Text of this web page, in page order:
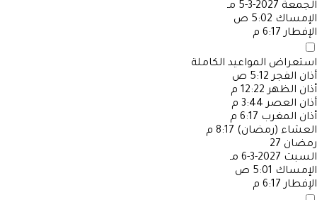
الجمعة 2027-3-5 مـ
الإمساك 5:02 ص
الإفطار 6:17 م
استعراض المواعيد الكاملة
أذان الفجر 5:12 ص
أذان الظهر 12:22 م
أذان العصر 3:44 م
أذان المغرب 6:17 م
العشاء (رمضان) 8:17 م
رمضان 27
السبت 2027-3-6 مـ
الإمساك 5:01 ص
الإفطار 6:17 م